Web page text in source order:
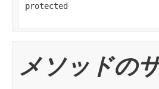
protected
メソッドの